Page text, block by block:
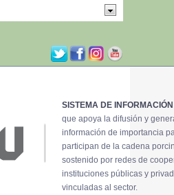
SISTEMA DE
que apoya la difusión y
información de importancia
participan de la cadena
sostenido por redes de
instituciones públicas y
vinculadas al sector.